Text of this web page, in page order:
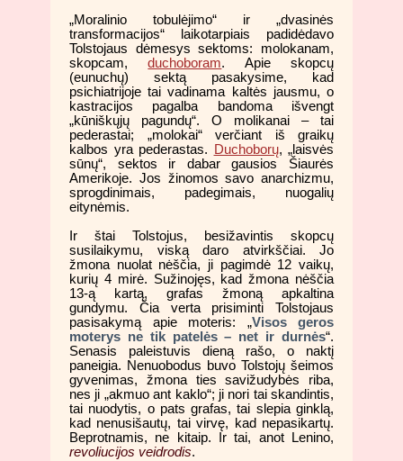
„Moralinio tobulėjimo“ ir „dvasinės
transformacijos“ laikotarpiais padidėdavo
Tolstojaus dėmesys sektoms: molokanam,
skopcam,duchoboram. Apie skopcų
(eunuchų) sektą pasakysime, kad
psichiatrijoje tai vadinama kaltės jausmu, o
kastracijos pagalba bandoma išvengt
„kūniškųjų pagundų“. O molikanai – tai
pederastai; „molokai“ verčiant iš graikų
kalbos yra pederastas.
Duchoborų, „laisvės
sūnų“, sektos ir dabar gausios Šiaurės
Amerikoje. Jos žinomos savo anarchizmu,
sprogdinimais, padegimais, nuogalių
eitynėmis.
Ir štai Tolstojus, besižavintis skopcų
susilaikymu, viską daro atvirkščiai. Jo
žmona nuolat nėščia, ji pagimdė 12 vaikų,
kurių 4 mirė. Sužinojęs, kad žmona nėščia
13-ą kartą, grafas žmoną apkaltina
gundymu. Čia verta prisiminti Tolstojaus
pasisakymą apie moteris: „Visos geros
moterys ne tik patelės – net ir durnės“.
Senasis paleistuvis dieną rašo, o naktį
paneigia. Nenuobodus buvo Tolstojų šeimos
gyvenimas, žmona ties savižudybės riba,
nes ji „akmuo ant kaklo“; ji nori tai skandintis,
tai nuodytis, o pats grafas, tai slepia ginklą,
kad nenusišautų, tai virvę, kad nepasikartų.
Beprotnamis, ne kitaip. Ir tai, anot Lenino,
revoliucijos veidrodis.